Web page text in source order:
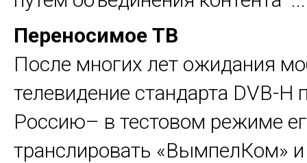
Переносимое ТВ
После многих лет ожидания
телевидение стандарта DVB-H
Россию– в тестовом режиме
транслировать «ВымпелКом» и